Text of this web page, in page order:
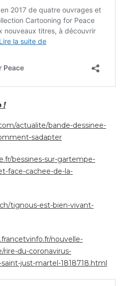
!
actualite/bande-dessinee-
sadapter
bessines-sur-gartempe-
face-cachee-de-la-
tignous-est-bien-vivant-
nouvelle-
rire-du-coronavirus-
just-martel-1818718.html